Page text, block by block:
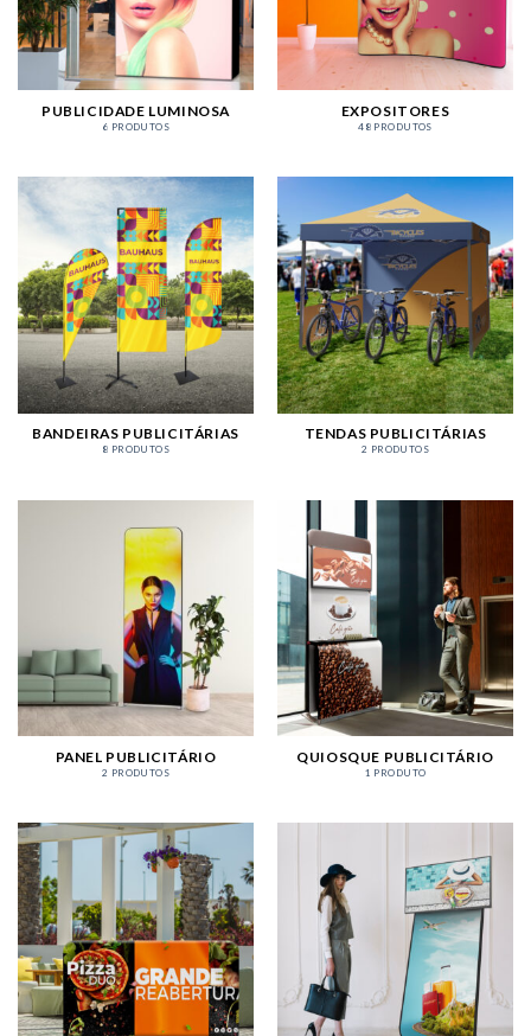
PUBLICIDADE LUMINOSA
6 PRODUTOS
EXPOSITORES
48 PRODUTOS
BANDEIRAS PUBLICITÁRIAS
8 PRODUTOS
TENDAS PUBLICITÁRIAS
2 PRODUTOS
PANEL PUBLICITÁRIO
2 PRODUTOS
QUIOSQUE PUBLICITÁRIO
1 PRODUTO